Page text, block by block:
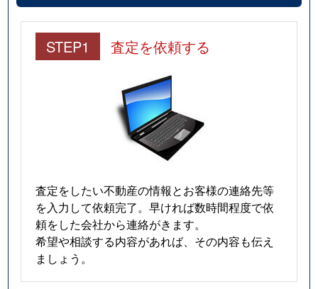
STEP1 査定を依頼する
査定をしたい不動産の情報とお客様の連絡先等
を入力して依頼完了。早ければ数時間程度で依
頼をした会社から連絡がきます。
希望や相談する内容があれば、その内容も伝え
ましょう。